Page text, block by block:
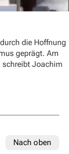
die Hoffnung
geprägt. Am
schreibt Joachim
Nach oben